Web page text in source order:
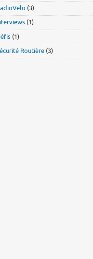
(3)
(1)
(1)
Routière (3)